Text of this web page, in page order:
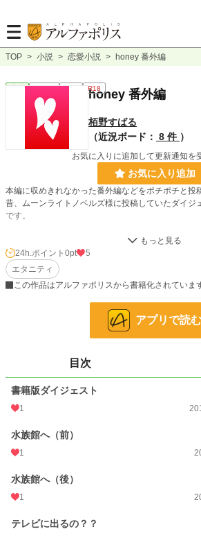
TOP > 小説 > 恋愛小説 > honey 番外編
連載中 長編 R18
honey 番外編
栢野すばる
（近況ボード： 8 件 ）
お気に入りに追加して更新通知を
お気に入り追加
本編に収めきれなかった番外編などをポチポチと投
昔、ムーンライトノベルズ様に投稿していたダイジ
です。
※R18小説の番外編のため、こちらもR18とさせてく
小説
29,327
更新日時 2017.11.25 01:18
週間ポイント 7 pt (78,785 位)
24h.ポイント 0pt
5
エタニティ
この作品はアルファポリスから書籍化されていま
アプリで読む
目次
書籍版ダイジェスト
1
水族館へ（前）
1
水族館へ（後）
1
テレビに出るの？？